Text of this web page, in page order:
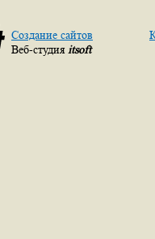
Создание сайтов
Веб-студия itsoft